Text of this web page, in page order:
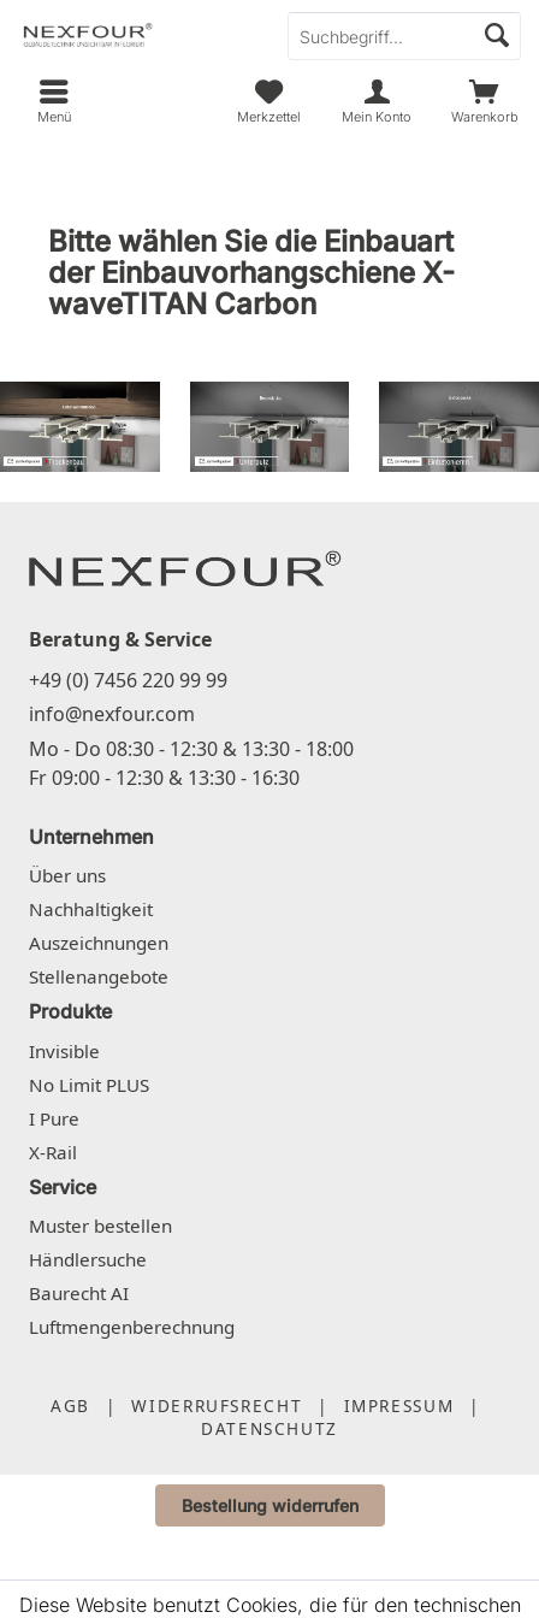
Warenkorb
Merkzettel Mein Konto
Menü
Bitte wählen Sie die Einbauart
der Einbauvorhangschiene X-
waveTITAN Carbon
Beratung & Service
+49 (0) 7456 220 99 99
info@nexfour.com
Mo - Do 08:30 - 12:30 & 13:30 - 18:00
Fr 09:00 - 12:30 & 13:30 - 16:30
Unternehmen
Über uns
Nachhaltigkeit
Auszeichnungen
Stellenangebote
Produkte
Invisible
No Limit PLUS
I Pure
X-Rail
Service
Muster bestellen
Händlersuche
Baurecht AI
Luftmengenberechnung
AGB | WIDERRUFSRECHT | IMPRESSUM
|
DATENSCHUTZ
Bestellung widerrufen
Diese Website benutzt Cookies, die für den technischen